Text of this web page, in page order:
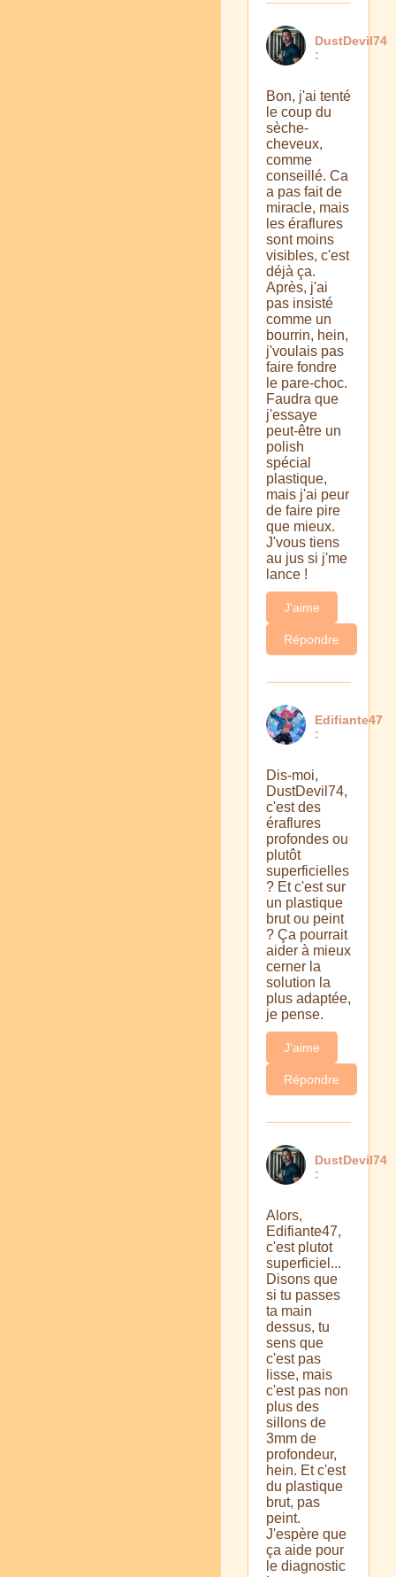
DustDevil74
:
Bon, j'ai tenté
le coup du
sèche-
cheveux,
comme
conseillé. Ca
a pas fait de
miracle, mais
les éraflures
sont moins
visibles, c'est
déjà ça.
Après, j'ai
pas insisté
comme un
bourrin, hein,
j'voulais pas
faire fondre
le pare-choc.
Faudra que
j'essaye
peut-être un
polish
spécial
plastique,
mais j'ai peur
de faire pire
que mieux.
J'vous tiens
au jus si j'me
lance !
J'aime
Répondre
Edifiante47
:
Dis-moi,
DustDevil74,
c'est des
éraflures
profondes ou
plutôt
superficielles
? Et c'est sur
un plastique
brut ou peint
? Ça pourrait
aider à mieux
cerner la
solution la
plus adaptée,
je pense.
J'aime
Répondre
DustDevil74
:
Alors,
Edifiante47,
c'est plutot
superficiel...
Disons que
si tu passes
ta main
dessus, tu
sens que
c'est pas
lisse, mais
c'est pas non
plus des
sillons de
3mm de
profondeur,
hein. Et c'est
du plastique
brut, pas
peint.
J'espère que
ça aide pour
le diagnostic